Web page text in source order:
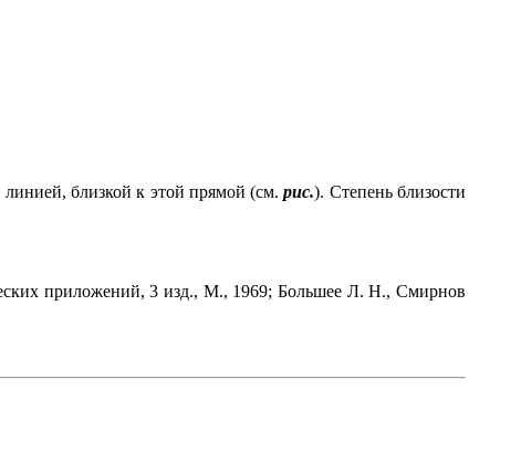
близкой к этой прямой (см.рис.). Степень близости
приложений, 3 изд., М., 1969; Большее Л. Н., Смирнов